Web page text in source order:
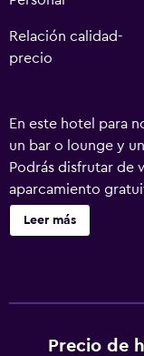
Relación calidad-
precio
En este hotel para
un bar o lounge y
Podrás disfrutar de
aparcamiento
cafetería, una
conserjería.
Los huéspedes
Leer más
Precio de